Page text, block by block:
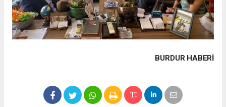
BURDUR HABERİ